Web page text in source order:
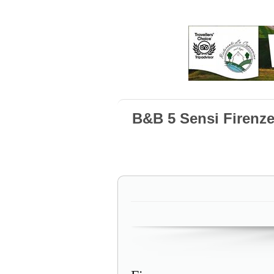
B&B 5 Sensi Firenze